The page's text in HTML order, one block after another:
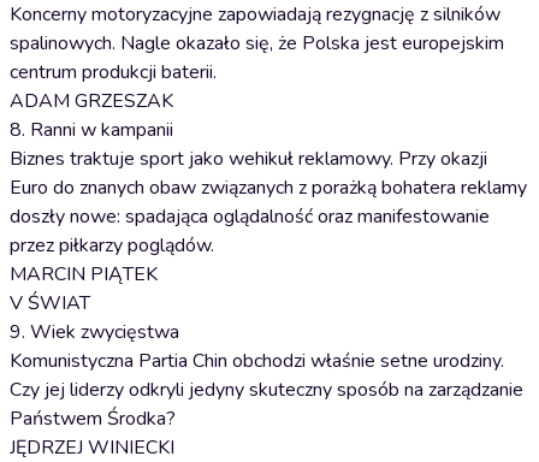
Koncerny motoryzacyjne zapowiadają rezygnację z silników
spalinowych. Nagle okazało się, że Polska jest europejskim
centrum produkcji baterii.
ADAM GRZESZAK
8. Ranni w kampanii
Biznes traktuje sport jako wehikuł reklamowy. Przy okazji
Euro do znanych obaw związanych z porażką bohatera reklamy
doszły nowe: spadająca oglądalność oraz manifestowanie
przez piłkarzy poglądów.
MARCIN PIĄTEK
V ŚWIAT
9. Wiek zwycięstwa
Komunistyczna Partia Chin obchodzi właśnie setne urodziny.
Czy jej liderzy odkryli jedyny skuteczny sposób na zarządzanie
Państwem Środka?
JĘDRZEJ WINIECKI